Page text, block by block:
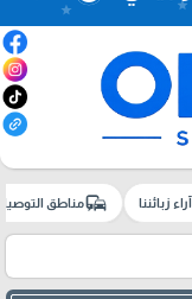
آراء زبائننا commuteمناطق